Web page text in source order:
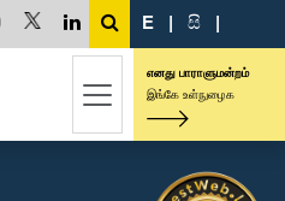
E | සි |
எனது பாராளுமன்றம்
இங்கே உள்நுழைக